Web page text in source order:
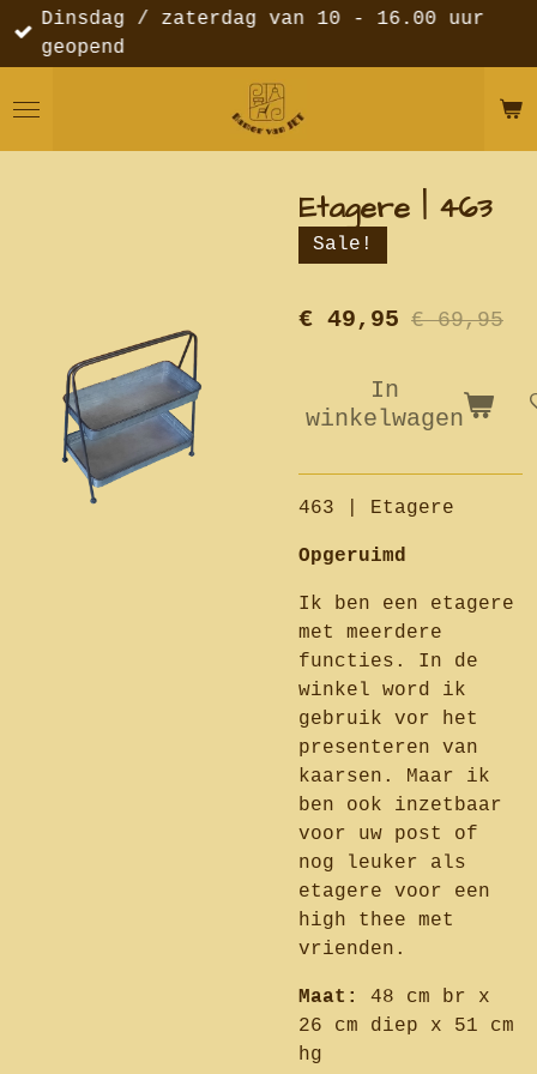
Ga
direct
de
Dinsdag / zaterdag van 10 - 16.00 uur
geopend
Etagere | 463
Sale!
€ 49,95 € 69,95
In
winkelwagen
463 | Etagere
Opgeruimd
Ik ben een etagere
met meerdere
functies. In de
winkel word ik
gebruik vor het
presenteren van
kaarsen. Maar ik
ben ook inzetbaar
voor uw post of
nog leuker als
etagere voor een
high thee met
vrienden.
Maat:
48 cm br x
26 cm diep x 51 cm
hg